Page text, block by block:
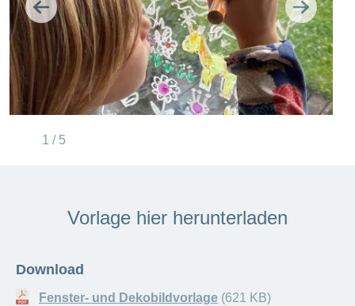
1 / 5
Weiter
Zurück
Vorlage hier herunterladen
Download
Fenster- und Dekobildvorlage (621 KB)